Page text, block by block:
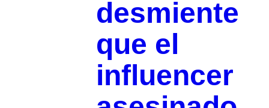
desmiente
que el
influencer